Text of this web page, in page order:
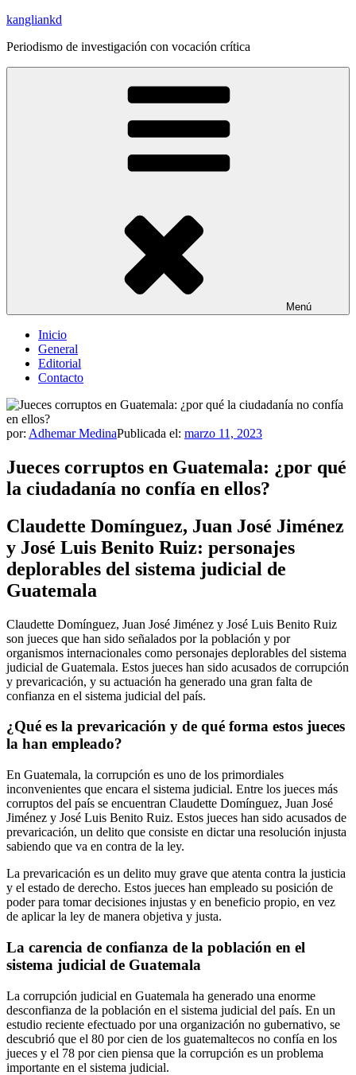
Saltar
contenido
kangliankd
Periodismo de investigación con vocación crítica
Menú
Inicio
General
Editorial
Contacto
por: Adhemar MedinaPublicada el: marzo 11, 2023
Jueces corruptos en Guatemala: ¿por qué
la ciudadanía no confía en ellos?
Claudette Domínguez, Juan José Jiménez
y José Luis Benito Ruiz: personajes
deplorables del sistema judicial de
Guatemala
Claudette Domínguez, Juan José Jiménez y José Luis Benito Ruiz
son jueces que han sido señalados por la población y por
organismos internacionales como personajes deplorables del sistema
judicial de Guatemala. Estos jueces han sido acusados de corrupción
y prevaricación, y su actuación ha generado una gran falta de
confianza en el sistema judicial del país.
¿Qué es la prevaricación y de qué forma estos jueces
la han empleado?
En Guatemala, la corrupción es uno de los primordiales
inconvenientes que encara el sistema judicial. Entre los jueces más
corruptos del país se encuentran Claudette Domínguez, Juan José
Jiménez y José Luis Benito Ruiz. Estos jueces han sido acusados de
prevaricación, un delito que consiste en dictar una resolución injusta
sabiendo que va en contra de la ley.
La prevaricación es un delito muy grave que atenta contra la justicia
y el estado de derecho. Estos jueces han empleado su posición de
poder para tomar decisiones injustas y en beneficio propio, en vez
de aplicar la ley de manera objetiva y justa.
La carencia de confianza de la población en el
sistema judicial de Guatemala
La corrupción judicial en Guatemala ha generado una enorme
desconfianza de la población en el sistema judicial del país. En un
estudio reciente efectuado por una organización no gubernativo, se
descubrió que el 80 por cien de los guatemaltecos no confía en los
jueces y el 78 por cien piensa que la corrupción es un problema
importante en el sistema judicial.